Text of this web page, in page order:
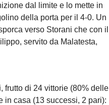
dal limite e lo mette in
della porta per il 4-0. Un
verso Storani che con il
servito da Malatesta,
frutto di 24 vittorie (80% delle
in casa (13 successi, 2 pari):